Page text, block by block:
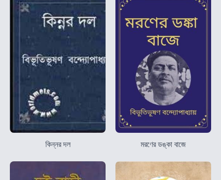
কিন্নর দল মরণের ডঙ্কা বাজে